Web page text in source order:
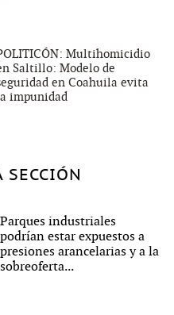
Multihomicidio
Saltillo: Modelo de
en Coahuila evita
impunidad
SECCIÓN
Parques industriales
podrían estar expuestos a
presiones arancelarias y a la
sobreoferta...